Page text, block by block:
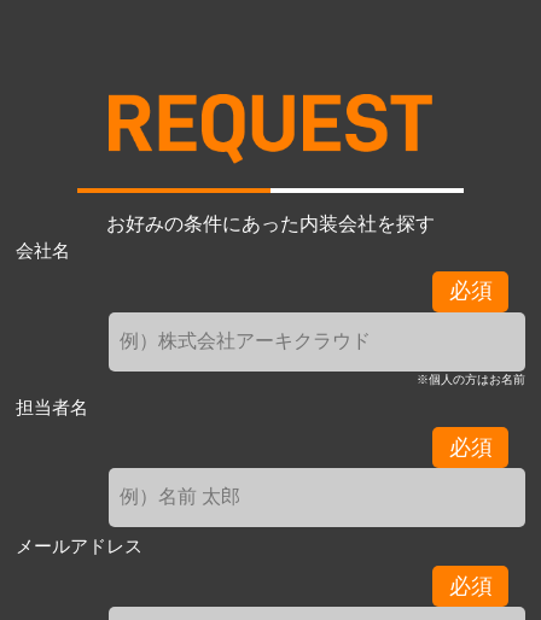
お好みの条件にあった内装会社を探す
会社名
必須
※個人の方はお名前
担当者名
必須
メールアドレス
必須